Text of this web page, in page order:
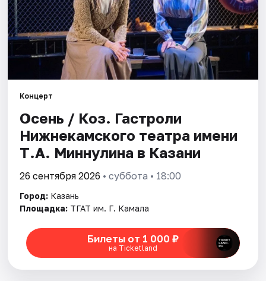
Спорт
События
Площадки
Артисты
Рейтинги
Концерт
Осень / Коз. Гастроли
Нижнекамского театра имени
Т.А. Миннулина в Казани
26 сентября 2026 • суббота • 18:00
Город: Казань
Площадка: ТГАТ им. Г. Камала
Билеты от 1 000 ₽
на Ticketland